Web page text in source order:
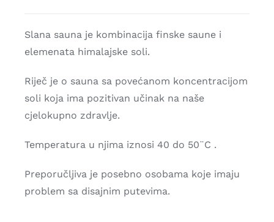
Slana sauna je kombinacija finske saune i
elemenata himalajske soli.
Riječ je o sauna sa povećanom koncentracijom
soli koja ima pozitivan učinak na naše
cjelokupno zdravlje.
Temperatura u njima iznosi 40 do 50¨C .
Preporučljiva je posebno osobama koje imaju
problem sa disajnim putevima.